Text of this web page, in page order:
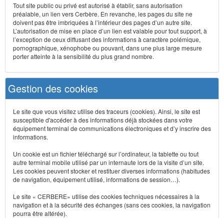
Tout site public ou privé est autorisé à établir, sans autorisation
préalable, un lien vers Cerbère. En revanche, les pages du site ne
doivent pas être imbriquées à l’intérieur des pages d’un autre site.
L’autorisation de mise en place d’un lien est valable pour tout support, à
l’exception de ceux diffusant des informations à caractère polémique,
pornographique, xénophobe ou pouvant, dans une plus large mesure
porter atteinte à la sensibilité du plus grand nombre.
Gestion des cookies
Le site que vous visitez utilise des traceurs (cookies). Ainsi, le site est
susceptible d'accéder à des informations déjà stockées dans votre
équipement terminal de communications électroniques et d’y inscrire des
informations.
Un cookie est un fichier téléchargé sur l’ordinateur, la tablette ou tout
autre terminal mobile utilisé par un internaute lors de la visite d’un site.
Les cookies peuvent stocker et restituer diverses informations (habitudes
de navigation, équipement utilisé, informations de session…).
Le site « CERBERE» utilise des cookies techniques nécessaires à la
navigation et à la sécurité des échanges (sans ces cookies, la navigation
pourra être altérée).